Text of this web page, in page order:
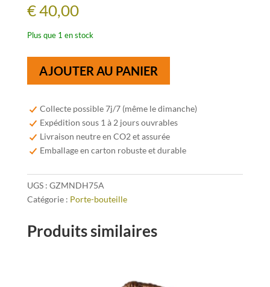
€40,00
Plus que 1 en stock
bouteille
antique
(pour
bouteille
AJOUTER AU PANIER
Collecte possible 7j/7 (même le dimanche)
Expédition sous 1 à 2 jours ouvrables
Livraison neutre en CO2 et assurée
Emballage en carton robuste et durable
UGS : GZMNDH75A
Catégorie : Porte-bouteille
Produits similaires